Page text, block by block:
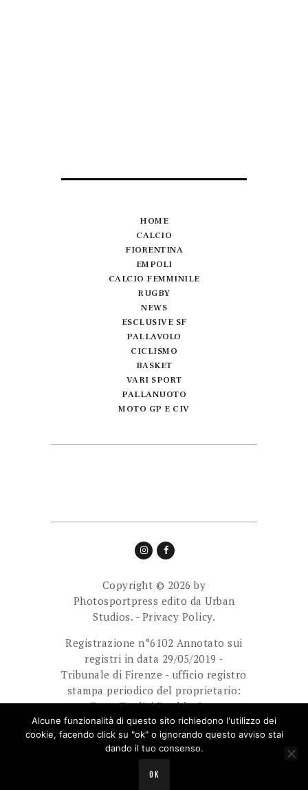
HOME
CALCIO
FIORENTINA
EMPOLI
CALCIO FEMMINILE
RUGBY
NEWS
ESCLUSIVE SF
PALLAVOLO
CICLISMO
BASKET
VARI SPORT
PALLANUOTO
MOTO GP E CIV
Copyright © 2026 by
Photosportpress edito da Urban
Studios. - Privacy Policy.
Registrazione n°6102 Annotato sui
registri in data 29/05/2019 -
Tribunale di Firenze - ufficio registro
stampa periodico del proprietario:
Team Tredici Double Cam
Ass.Sport.Dilett. Direttore
responsabile: Giuliani Paolo.
Alcune funzionalità di questo sito richiedono l'utilizzo dei
cookie, facendo click su "ok" o ignorando questo avviso stai
dando il tuo consenso.
OK